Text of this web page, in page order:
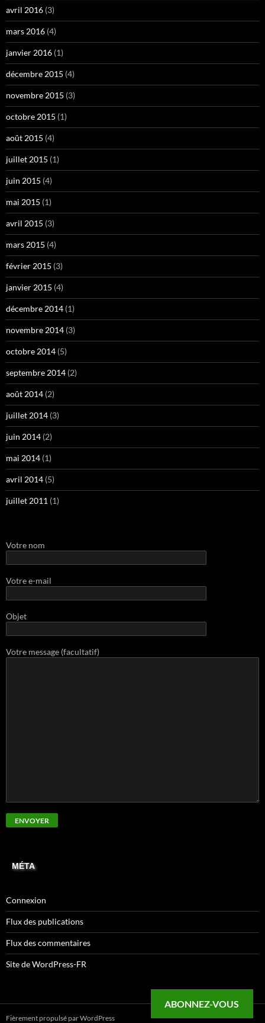
avril 2016 (3)
mars 2016 (4)
janvier 2016 (1)
décembre 2015 (4)
novembre 2015 (3)
octobre 2015 (1)
août 2015 (4)
juillet 2015 (1)
juin 2015 (4)
mai 2015 (1)
avril 2015 (3)
mars 2015 (4)
février 2015 (3)
janvier 2015 (4)
décembre 2014 (1)
novembre 2014 (3)
octobre 2014 (5)
septembre 2014 (2)
août 2014 (2)
juillet 2014 (3)
juin 2014 (2)
mai 2014 (1)
avril 2014 (5)
juillet 2011 (1)
Votre nom
Votre e-mail
Objet
Votre message (facultatif)
MÉTA
Connexion
Flux des publications
Flux des commentaires
Site de WordPress-FR
Fièrement propulsé par WordPress
ABONNEZ-VOUS